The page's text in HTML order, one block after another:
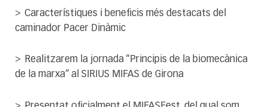
Característiques i beneficis més destacats del
caminador Pacer Dinàmic
Realitzarem la jornada “Principis de la biomecànica
de la marxa” al SIRIUS MIFAS de Girona